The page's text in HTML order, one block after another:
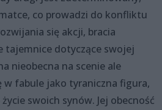
co prowadzi do konfliktu
się akcji, bracia
tajemnice dotyczące swojej
nieobecna na scenie ale
w fabule jako tyraniczna figura,
swoich synów. Jej obecność